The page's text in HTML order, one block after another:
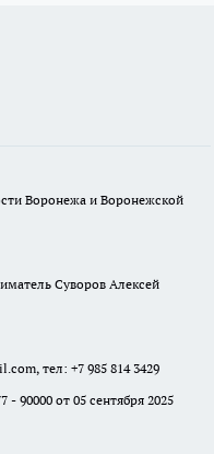
Воронежа и Воронежской
Суворов Алексей
тел: +7 985 814 3429
90000 от 05 сентября 2025